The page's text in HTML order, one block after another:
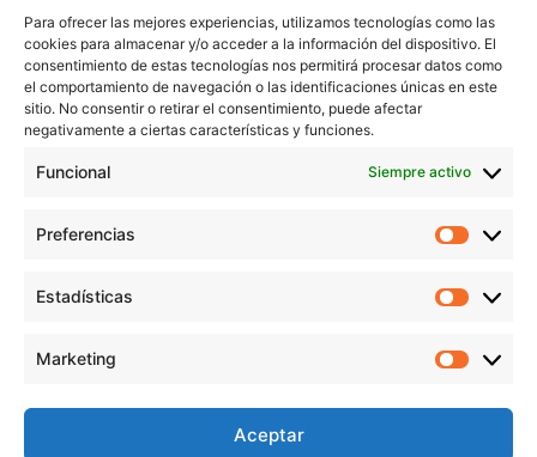
Para ofrecer las mejores experiencias, utilizamos tecnologías como las
cookies para almacenar y/o acceder a la información del dispositivo. El
consentimiento de estas tecnologías nos permitirá procesar datos como
el comportamiento de navegación o las identificaciones únicas en este
sitio. No consentir o retirar el consentimiento, puede afectar
negativamente a ciertas características y funciones.
Funcional Siempre activo
Preferencias
Estadísticas
Marketing
Aceptar
derechos reservados |
Política de Privacidad|